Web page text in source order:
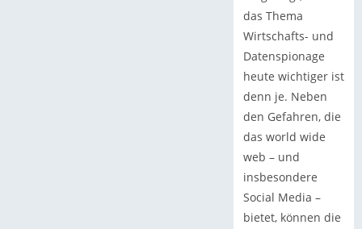
das Thema
Wirtschafts- und
Datenspionage
heute wichtiger ist
denn je. Neben
den Gefahren, die
das world wide
web – und
insbesondere
Social Media –
bietet, können die